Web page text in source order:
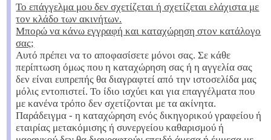
Το επάγγελμα μου δεν σχετίζεται ή σχετίζεται ελάχιστα με
τον κλάδο των ακινήτων.
Μπορώ να κάνω εγγραφή και καταχώρηση στον κατάλογο
σας;
Αυτό πρέπει να το αποφασίσετε μόνοι σας. Σε κάθε
περίπτωση όμως που η καταχώρηση σας ή η αγγελία σας
δεν είναι ευπρεπής θα διαγραφτεί από την ιστοσελίδα μας
μόλις εντοπιστεί. Το ίδιο ισχύει και για επαγγέλματα που
με κανένα τρόπο δεν σχετίζονται με τα ακίνητα.
Παράδειγμα - η καταχώρηση ενός δικηγορικού γραφείου ή
εταιρίας μετακόμισης ή συνεργείου καθαρισμού ή